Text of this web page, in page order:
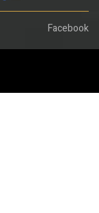
Facebook